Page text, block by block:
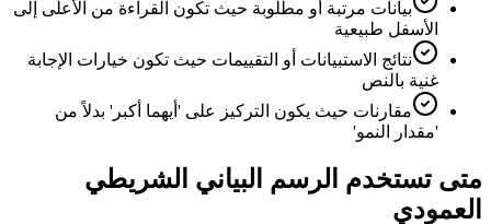
بيانات مرتبة أو مطلوبة حيث تكون القراءة من الأعلى إلى
الأسفل طبيعية
نتائج الاستبيانات أو التقييمات حيث تكون خيارات الإجابة
غنية بالنص
مقارنات حيث يكون التركيز على 'أيهما أكبر' بدلاً من
'مقدار النمو'
متى تستخدم الرسم البياني الشريطي
العمودي